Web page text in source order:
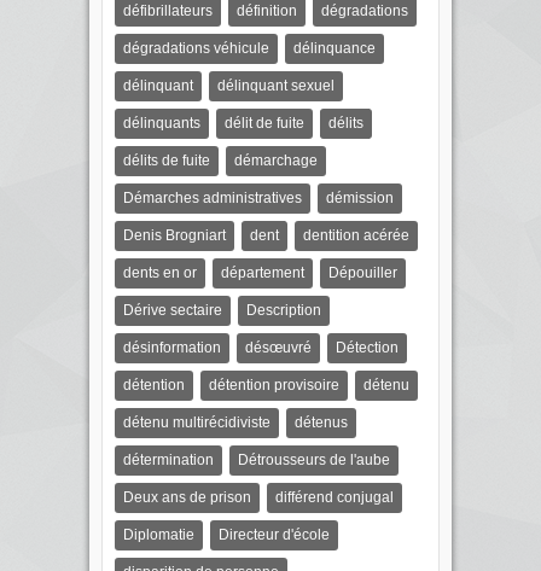
défibrillateurs définition dégradations
dégradations véhicule délinquance
délinquant délinquant sexuel
délinquants délit de fuite délits
délits de fuite démarchage
Démarches administratives démission
Denis Brogniart dent dentition acérée
dents en or département Dépouiller
Dérive sectaire Description
désinformation désœuvré Détection
détention détention provisoire détenu
détenu multirécidiviste détenus
détermination Détrousseurs de l'aube
Deux ans de prison différend conjugal
Diplomatie Directeur d'école